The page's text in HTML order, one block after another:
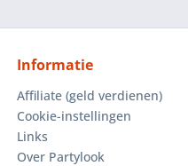
Informatie
Affiliate (geld verdienen)
Cookie-instellingen
Links
Over Partylook